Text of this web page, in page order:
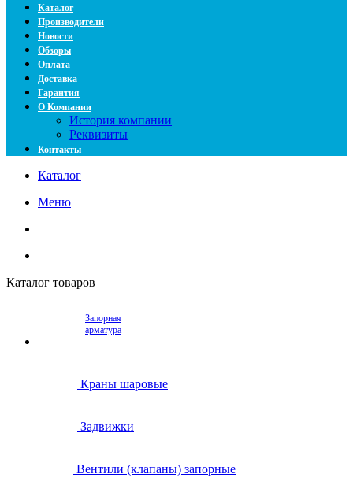
Каталог
Производители
Новости
Обзоры
Оплата
Доставка
Гарантия
О Компании
История компании
Реквизиты
Контакты
Каталог
Меню
Каталог товаров
Запорная
арматура
Краны шаровые
Задвижки
Вентили (клапаны) запорные